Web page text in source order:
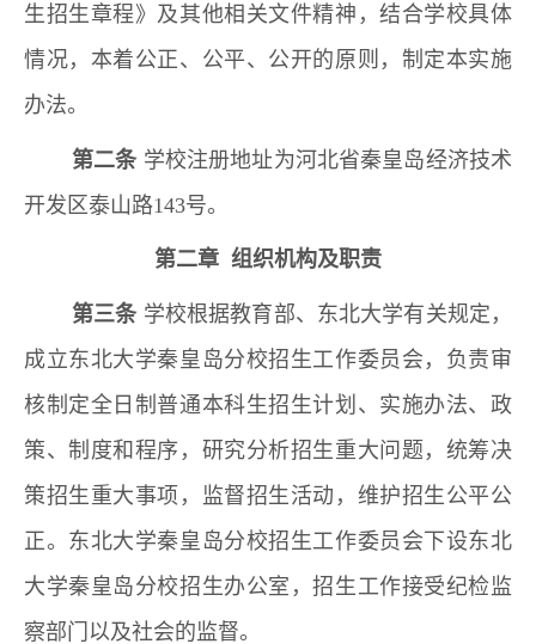
生招生章程》及其他相关文件精神，结合学校具体
情况，本着公正、公平、公开的原则，制定本实施
办法。
第二条 学校注册地址为河北省秦皇岛经济技术
开发区泰山路143号。
第二章 组织机构及职责
第三条 学校根据教育部、东北大学有关规定，
成立东北大学秦皇岛分校招生工作委员会，负责审
核制定全日制普通本科生招生计划、实施办法、政
策、制度和程序，研究分析招生重大问题，统筹决
策招生重大事项，监督招生活动，维护招生公平公
正。东北大学秦皇岛分校招生工作委员会下设东北
大学秦皇岛分校招生办公室，招生工作接受纪检监
察部门以及社会的监督。